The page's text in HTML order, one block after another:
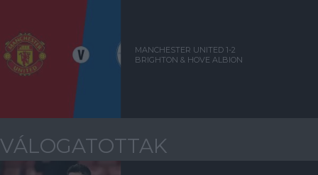
MANCHESTER UNITED 1-2
BRIGHTON & HOVE ALBION
VÁLOGATOTTAK